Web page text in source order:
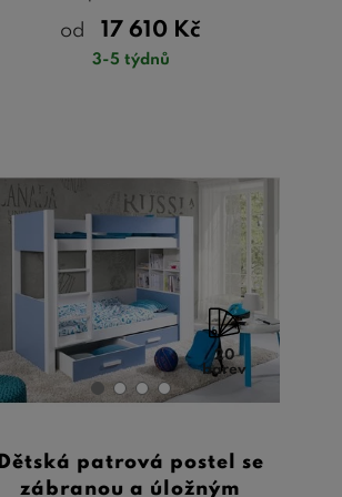
od 17 610 Kč
3-5 týdnů
20
barev
Dětská patrová postel se
zábranou a úložným